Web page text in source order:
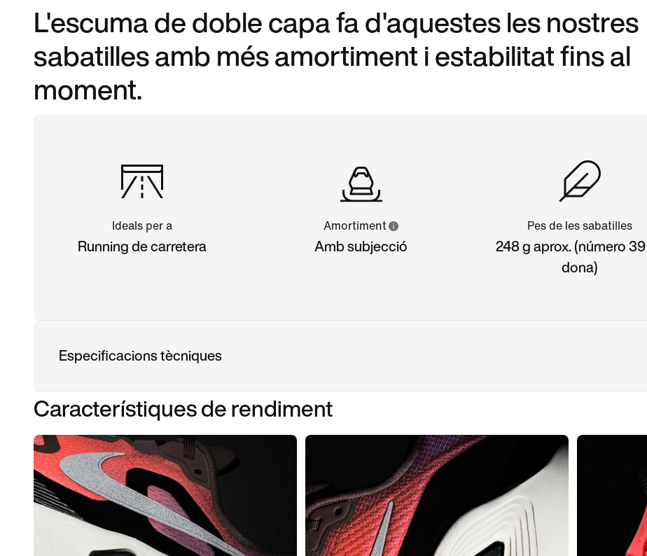
L'escuma de doble capa fa d'aquestes les nostres
sabatilles amb més amortiment i estabilitat fins al
moment.
Ideals per a
Running de carretera
Amortiment
Amb subjecció
Pes de les sabatilles
248 g aprox. (número
dona)
Especificacions tècniques
Característiques de rendiment